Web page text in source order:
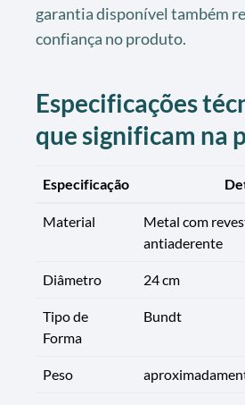
garantia disponível também
confiança no produto.
Especificações
que significam na
Especificação
Material
Metal com
antiaderente
Diâmetro 24 cm
Tipo de
Forma
Bundt
Peso